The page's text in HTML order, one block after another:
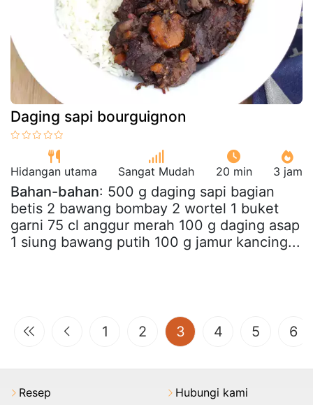
Daging sapi bourguignon
Hidangan utama Sangat Mudah 20 min 3 jam
Bahan-bahan: 500 g daging sapi bagian
betis 2 bawang bombay 2 wortel 1 buket
garni 75 cl anggur merah 100 g daging asap
1 siung bawang putih 100 g jamur kancing...
1 2 3(current)
4 5 6
Resep Hubungi kami